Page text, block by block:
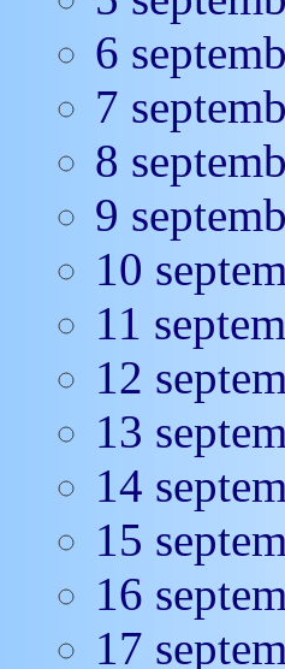
6
7
8
9
10
11
12
13
14
15
16
17